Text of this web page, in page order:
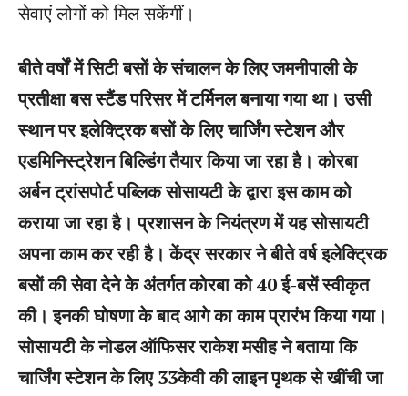
सेवाएं लोगों को मिल सकेंगीं।
बीते वर्षों में सिटी बसों के संचालन के लिए जमनीपाली के
प्रतीक्षा बस स्टैंड परिसर में टर्मिनल बनाया गया था। उसी
स्थान पर इलेक्ट्रिक बसों के लिए चार्जिंग स्टेशन और
एडमिनिस्ट्रेशन बिल्डिंग तैयार किया जा रहा है। कोरबा
अर्बन ट्रांसपोर्ट पब्लिक सोसायटी के द्वारा इस काम को
कराया जा रहा है। प्रशासन के नियंत्रण में यह सोसायटी
अपना काम कर रही है। केंद्र सरकार ने बीते वर्ष इलेक्ट्रिक
बसों की सेवा देने के अंतर्गत कोरबा को 40 ई-बसें स्वीकृत
की। इनकी घोषणा के बाद आगे का काम प्रारंभ किया गया।
सोसायटी के नोडल ऑफिसर राकेश मसीह ने बताया कि
चार्जिंग स्टेशन के लिए 33केवी की लाइन पृथक से खींची जा